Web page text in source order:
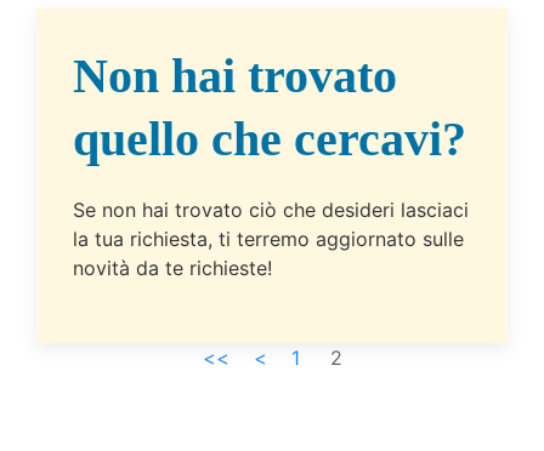
Non hai trovato
quello che cercavi?
Se non hai trovato ciò che desideri lasciaci
la tua richiesta, ti terremo aggiornato sulle
novità da te richieste!
<< < 1 2